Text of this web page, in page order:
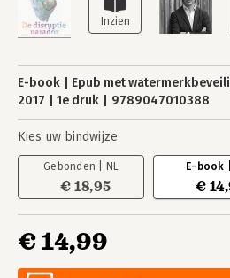
E-book Epub met
2017
1e druk 9789047010388
Kies uw bindwijze
Gebonden | NL
€ 18,95
E-book
€
€ 14,99